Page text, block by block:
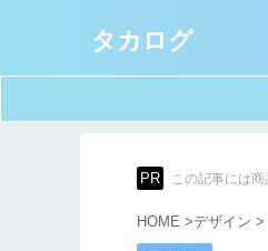
タカログ
PR この記事には商
HOME >デザイン >